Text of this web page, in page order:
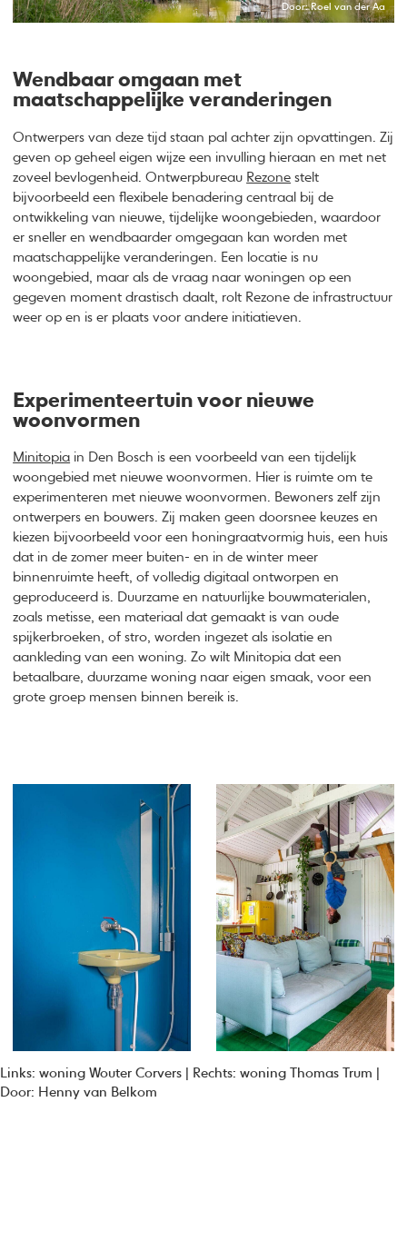
Door: Roel van der Aa
Wendbaar omgaan met
maatschappelijke veranderingen
Ontwerpers van deze tijd staan pal achter zijn opvattingen. Zij
geven op geheel eigen wijze een invulling hieraan en met net
zoveel bevlogenheid. Ontwerpbureau Rezone stelt
bijvoorbeeld een flexibele benadering centraal bij de
ontwikkeling van nieuwe, tijdelijke woongebieden, waardoor
er sneller en wendbaarder omgegaan kan worden met
maatschappelijke veranderingen. Een locatie is nu
woongebied, maar als de vraag naar woningen op een
gegeven moment drastisch daalt, rolt Rezone de infrastructuur
weer op en is er plaats voor andere initiatieven.
Experimenteertuin voor nieuwe
woonvormen
Minitopia in Den Bosch is een voorbeeld van een tijdelijk
woongebied met nieuwe woonvormen. Hier is ruimte om te
experimenteren met nieuwe woonvormen. Bewoners zelf zijn
ontwerpers en bouwers. Zij maken geen doorsnee keuzes en
kiezen bijvoorbeeld voor een honingraatvormig huis, een huis
dat in de zomer meer buiten- en in de winter meer
binnenruimte heeft, of volledig digitaal ontworpen en
geproduceerd is. Duurzame en natuurlijke bouwmaterialen,
zoals metisse, een materiaal dat gemaakt is van oude
spijkerbroeken, of stro, worden ingezet als isolatie en
aankleding van een woning. Zo wilt Minitopia dat een
betaalbare, duurzame woning naar eigen smaak, voor een
grote groep mensen binnen bereik is.
Links: woning Wouter Corvers | Rechts: woning Thomas Trum |
Door: Henny van Belkom